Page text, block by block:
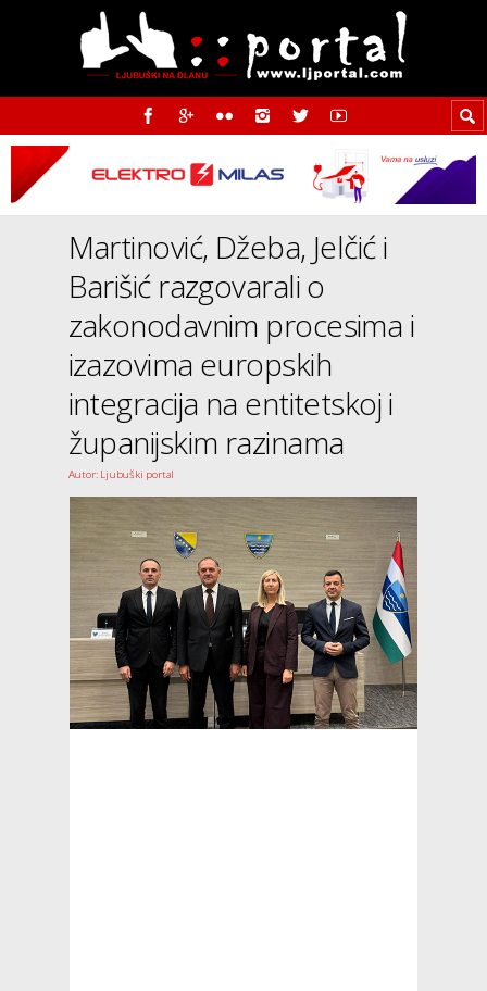
Martinović, Džeba, Jelčić i
Barišić razgovarali o
zakonodavnim procesima i
izazovima europskih
integracija na entitetskoj i
županijskim razinama
Autor: Ljubuški portal